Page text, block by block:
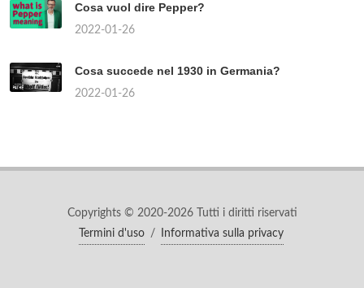
Cosa vuol dire Pepper?
2022-01-26
Cosa succede nel 1930 in Germania?
2022-01-26
Copyrights © 2020-2026 Tutti i diritti riservati
Termini d'uso
/ Informativa sulla privacy